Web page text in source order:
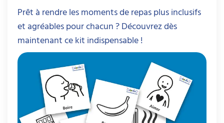
Prêt à rendre les moments de repas plus inclusifs
et agréables pour chacun ? Découvrez dès
maintenant ce kit indispensable !